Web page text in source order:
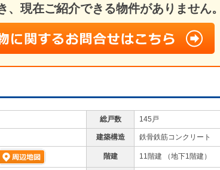
、現在ご紹介できる物件がありません
総戸数 145戸
建築構造 鉄骨鉄筋コンクリート
階建 11階建 （地下1階建）